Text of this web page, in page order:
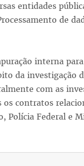
entidades
de
interna
da investigação
com as
contratos
Polícia Federal e